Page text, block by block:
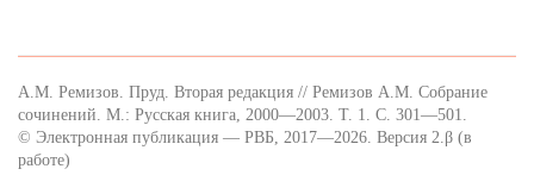
А.М. Ремизов. Пруд. Вторая редакция // Ремизов А.М. Собрание
сочинений. М.: Русская книга, 2000—2003. Т. 1. С. 301—501.
© Электронная публикация — РВБ, 2017—2026. Версия 2.β (в
работе)